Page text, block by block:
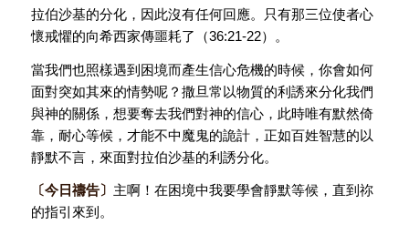
拉伯沙基的分化，因此沒有任何回應。只有那三位使者心
懷戒懼的向希西家傳噩耗了（36:21-22）。
當我們也照樣遇到困境而產生信心危機的時候，你會如何
面對突如其來的情勢呢？撒旦常以物質的利誘來分化我們
與神的關係，想要奪去我們對神的信心，此時唯有默然倚
靠，耐心等候，才能不中魔鬼的詭計，正如百姓智慧的以
靜默不言，來面對拉伯沙基的利誘分化。
〔今日禱告〕 主啊！在困境中我要學會靜默等候，直到祢
的指引來到。